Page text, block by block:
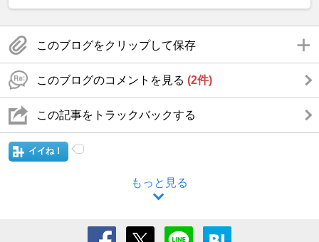
このブログをクリップして保存
このブログのコメントを見る (2件)
この記事をトラックバックする
イイね！
もっと見る